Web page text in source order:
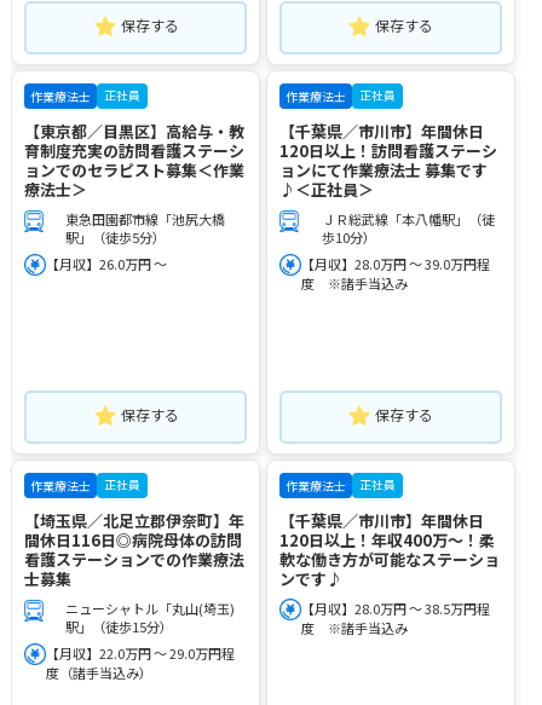
保存する 保存する
作業療法士 正社員
【東京都／目黒区】高給与・教
育制度充実の訪問看護ステーシ
ョンでのセラピスト募集＜作業
療法士＞
東急田園都市線「池尻大橋
駅」（徒歩5分）
【月収】26.0万円 ～
保存する
作業療法士 正社員
【千葉県／市川市】年間休日
120日以上！訪問看護ステーシ
ョンにて作業療法士 募集です
♪＜正社員＞
ＪＲ総武線「本八幡駅」（徒
歩10分）
【月収】28.0万円 ～ 39.0万円程
度 ※諸手当込み
保存する
作業療法士 正社員
【埼玉県／北足立郡伊奈町】年
間休日116日◎病院母体の訪問
看護ステーションでの作業療法
士募集
ニューシャトル「丸山(埼玉)
駅」（徒歩15分）
【月収】22.0万円 ～ 29.0万円程
度（諸手当込み）
作業療法士 正社員
【千葉県／市川市】年間休日
120日以上！年収400万～！柔
軟な働き方が可能なステーショ
ンです♪
【月収】28.0万円 ～ 38.5万円程
度 ※諸手当込み